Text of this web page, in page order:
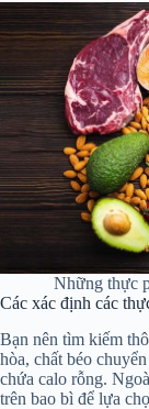
Những thực
Các xác định các
Bạn nên tìm kiếm
hòa, chất béo
chứa calo rỗng.
trên bao bì để lựa